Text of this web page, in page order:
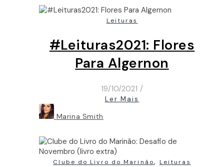
Leituras
#Leituras2021: Flores
Para Algernon
19/10/2021 /
Ler Mais
Marina Smith
Clube do Livro do Marinão, Leituras